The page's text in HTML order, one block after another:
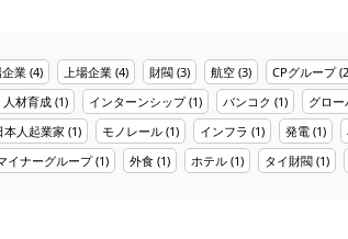
業 (4) 上場企業 (4) 財閥 (3) 航空 (3) CPグループ
人材育成 (1) インターンシップ(1) バンコク (1) グロ
本人起業家 (1) モノレール (1) インフラ (1) 発電 (1)
イナーグループ(1) 外食 (1) ホテル (1) タイ財閥 (1)